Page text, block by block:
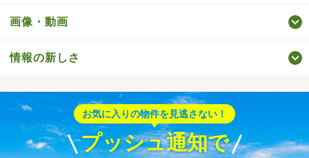
画像・動画
情報の新しさ
お気に入りの物件を見逃さない！
プッシュ通知で